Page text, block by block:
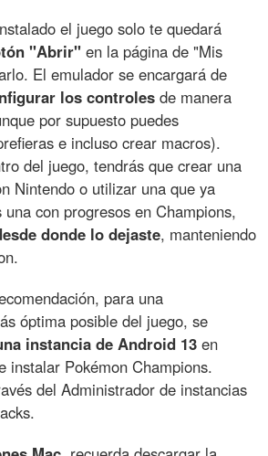
el juego solo te quedará
"Abrir" en la página de "Mis
El emulador se encargará de
los controles de manera
por supuesto puedes
e incluso crear macros).
del juego, tendrás que crear una
Nintendo o utilizar una que ya
con progresos en Champions,
donde lo dejaste, manteniendo
para una
óptima posible del juego, se
instancia de Android 13 en
instalar Pokémon Champions.
del Administrador de instancias